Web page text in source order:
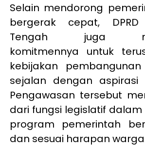
Selain mendorong
bergerak cepat, DPRD
Tengah juga
komitmennya untuk
kebijakan
sejalan dengan aspirasi
Pengawasan tersebut
dari fungsi legislatif
program pemerintah
dan sesuai harapan